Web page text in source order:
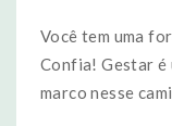
Você tem uma
Confia! Gestar é
marco nesse